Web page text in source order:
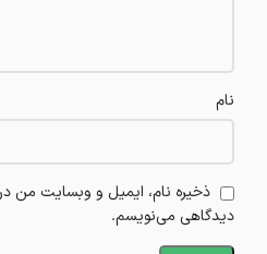
نام
ذخیره نام، ایمیل و وبسایت من در
دیدگاهی می‌نویسم.